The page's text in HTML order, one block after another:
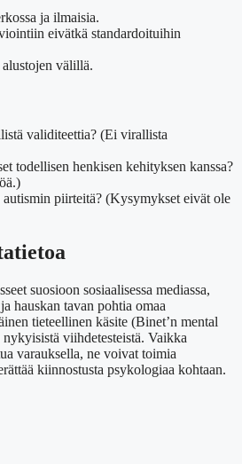
ja ilmaisia.
eivätkä standardoituihin
välillä.
validiteettia? (Ei virallista
todellisen henkisen kehityksen kanssa?
piirteitä? (Kysymykset eivät ole
suosioon sosiaalisessa mediassa,
hauskan tavan pohtia omaa
tieteellinen käsite (Binet’n mental
viihdetesteistä. Vaikka
varauksella, ne voivat toimia
kiinnostusta psykologiaa kohtaan.